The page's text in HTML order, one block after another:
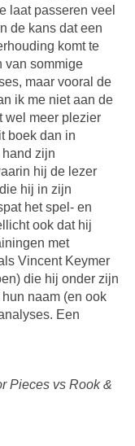
laat passeren veel
de kans dat een
komt te
van sommige
maar vooral de
ik me niet aan de
wel meer plezier
boek dan in
zijn
hij de lezer
hij in zijn
het spel- en
ook dat hij
met
Vincent Keymer
die hij onder zijn
naam (en ook
Een
Pieces vs Rook &